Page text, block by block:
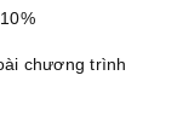
chương trình